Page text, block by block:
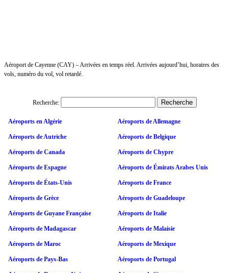
Aéroport de Cayenne (CAY) – Arrivées en temps réel. Arrivées aujourd’hui, horaires des
vols, numéro du vol, vol retardé.
Recherche:
Aéroports en Algérie Aéroports de Allemagne
Aéroports de Autriche Aéroports de Belgique
Aéroports de Canada Aéroports de Chypre
Aéroports de Espagne Aéroports de Émirats Arabes Unis
Aéroports de États-Unis Aéroports de France
Aéroports de Grèce Aéroports de Guadeloupe
Aéroports de Guyane Française Aéroports de Italie
Aéroports de Madagascar Aéroports de Malaisie
Aéroports de Maroc Aéroports de Mexique
Aéroports de Pays-Bas Aéroports de Portugal